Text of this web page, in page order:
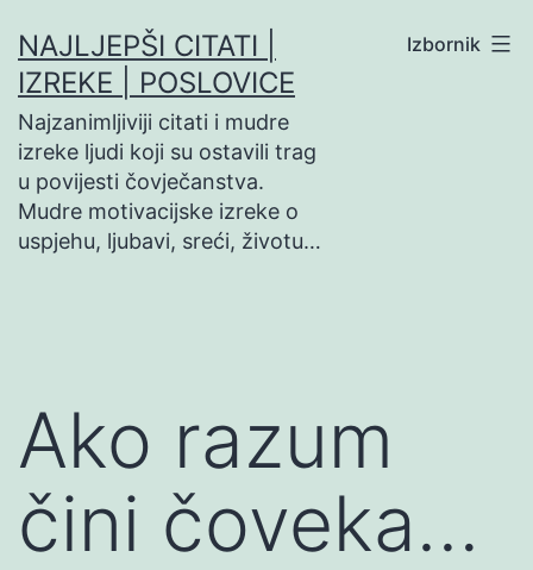
na
sadržaj
NAJLJEPŠI CITATI |
IZREKE | POSLOVICE
Najzanimljiviji citati i mudre
izreke ljudi koji su ostavili trag
u povijesti čovječanstva.
Mudre motivacijske izreke o
uspjehu, ljubavi, sreći, životu…
Izbornik
Ako razum
čini čoveka…